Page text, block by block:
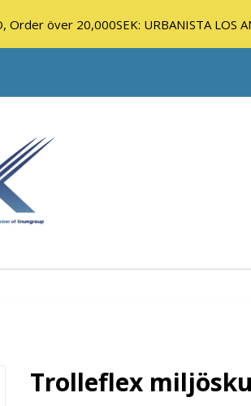
Order över 20,000SEK: URBANISTA LOS
Trolleflex